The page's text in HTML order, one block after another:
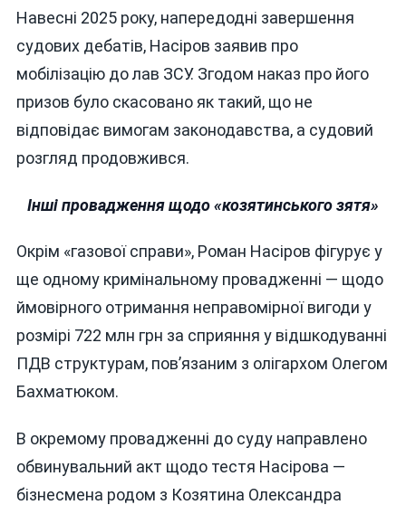
Навесні 2025 року, напередодні завершення
судових дебатів, Насіров заявив про
мобілізацію до лав ЗСУ. Згодом наказ про його
призов було скасовано як такий, що не
відповідає вимогам законодавства, а судовий
розгляд продовжився.
Інші провадження щодо «козятинського зятя»
Окрім «газової справи», Роман Насіров фігурує у
ще одному кримінальному провадженні — щодо
ймовірного отримання неправомірної вигоди у
розмірі 722 млн грн за сприяння у відшкодуванні
ПДВ структурам, пов’язаним з олігархом Олегом
Бахматюком.
В окремому провадженні до суду направлено
обвинувальний акт щодо тестя Насірова —
бізнесмена родом з Козятина Олександра